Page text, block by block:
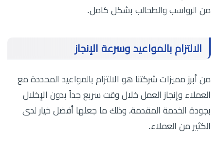
من الرواسب والطحالب بشكل كامل.
الالتزام بالمواعيد وسرعة الإنجاز
من أبرز مميزات شركتنا هو الالتزام بالمواعيد المحددة مع
العملاء وإنجاز العمل خلال وقت سريع جداً بدون الإخلال
بجودة الخدمة المقدمة، وذلك ما جعلها أفضل خيار لدى
الكثير من العملاء.